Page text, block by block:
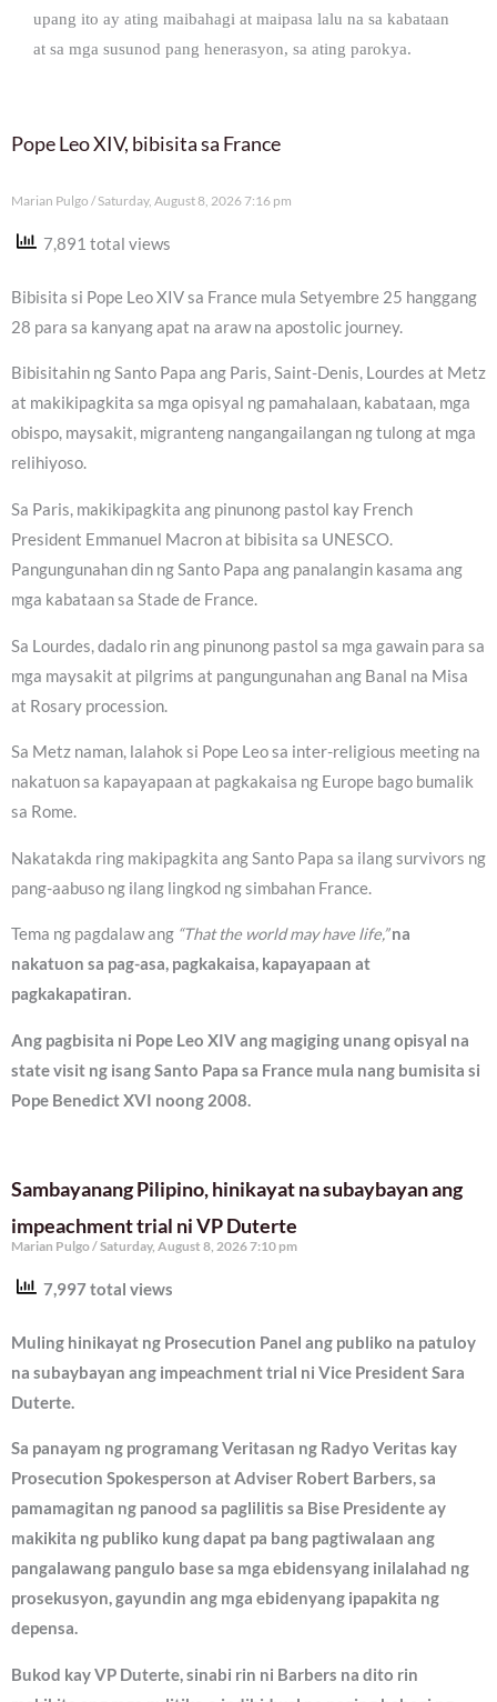
upang ito ay ating maibahagi at maipasa lalu na sa kabataan
at sa mga susunod pang henerasyon, sa ating parokya.
Pope Leo XIV, bibisita sa France
Marian Pulgo Saturday, August 8, 2026 7:16 pm
7,891 total views
Bibisita si Pope Leo XIV sa France mula Setyembre 25 hanggang
28 para sa kanyang apat na araw na apostolic journey.
Bibisitahin ng Santo Papa ang Paris, Saint-Denis, Lourdes at Metz
at makikipagkita sa mga opisyal ng pamahalaan, kabataan, mga
obispo, maysakit, migranteng nangangailangan ng tulong at mga
relihiyoso.
Sa Paris, makikipagkita ang pinunong pastol kay French
President Emmanuel Macron at bibisita sa UNESCO.
Pangungunahan din ng Santo Papa ang panalangin kasama ang
mga kabataan sa Stade de France.
Sa Lourdes, dadalo rin ang pinunong pastol sa mga gawain para sa
mga maysakit at pilgrims at pangungunahan ang Banal na Misa
at Rosary procession.
Sa Metz naman, lalahok si Pope Leo sa inter-religious meeting na
nakatuon sa kapayapaan at pagkakaisa ng Europe bago bumalik
sa Rome.
Nakatakda ring makipagkita ang Santo Papa sa ilang survivors ng
pang-aabuso ng ilang lingkod ng simbahan France.
Tema ng pagdalaw ang “That the world may have life,”na
nakatuon sa pag-asa, pagkakaisa, kapayapaan at
pagkakapatiran.
Ang pagbisita ni Pope Leo XIV ang magiging unang opisyal na
state visit ng isang Santo Papa sa France mula nang bumisita si
Pope Benedict XVI noong 2008.
Sambayanang Pilipino, hinikayat na subaybayan ang
impeachment trial ni VP Duterte
Marian Pulgo Saturday, August 8, 2026 7:10 pm
7,997 total views
Muling hinikayat ng Prosecution Panel ang publiko na patuloy
na subaybayan ang impeachment trial ni Vice President Sara
Duterte.
Sa panayam ng programang Veritasan ng Radyo Veritas kay
Prosecution Spokesperson at Adviser Robert Barbers, sa
pamamagitan ng panood sa paglilitis sa Bise Presidente ay
makikita ng publiko kung dapat pa bang pagtiwalaan ang
pangalawang pangulo base sa mga ebidensyang inilalahad ng
prosekusyon, gayundin ang mga ebidenyang ipapakita ng
depensa.
Bukod kay VP Duterte, sinabi rin ni Barbers na dito rin